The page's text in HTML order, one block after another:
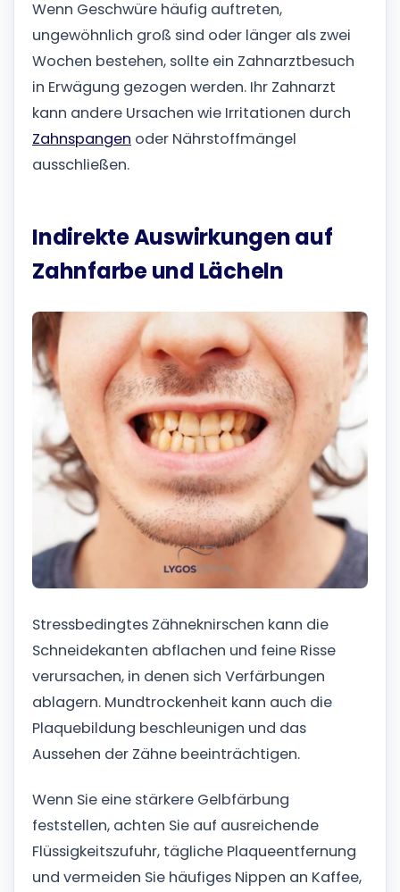
Wenn Geschwüre häufig auftreten,
ungewöhnlich groß sind oder länger als zwei
Wochen bestehen, sollte ein Zahnarztbesuch
in Erwägung gezogen werden. Ihr Zahnarzt
kann andere Ursachen wie Irritationen durch
Zahnspangen oder Nährstoffmängel
ausschließen.
Indirekte Auswirkungen auf
Zahnfarbe und Lächeln
Stressbedingtes Zähneknirschen kann die
Schneidekanten abflachen und feine Risse
verursachen, in denen sich Verfärbungen
ablagern. Mundtrockenheit kann auch die
Plaquebildung beschleunigen und das
Aussehen der Zähne beeinträchtigen.
Wenn Sie eine stärkere Gelbfärbung
feststellen, achten Sie auf ausreichende
Flüssigkeitszufuhr, tägliche Plaqueentfernung
und vermeiden Sie häufiges Nippen an Kaffee,